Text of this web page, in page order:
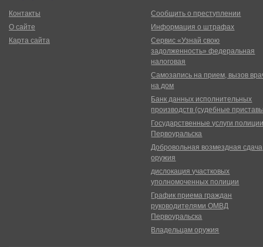
Контакты
О сайте
Карта сайта
Сообщить о преступлении
Информация о штрафах
Сервис «Узнай свою
задолженность» федеральная
налоговая
Самозапись на прием, вызов
на дом
Банк данных исполнительных
производств (судебные
Государственные услуги
Первоуральска
Добровольная возмездная сдача
оружия
дислокация участковых
уполномоченных полиции
График приема граждан
руководителями ОМВД
Первоуральска
Владельцам оружия